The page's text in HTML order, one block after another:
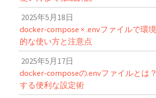
2025年5月18日
docker-compose × .envファイルで環
的な使い方と注意点
2025年5月17日
docker-composeの.envファイルとは
する便利な設定術